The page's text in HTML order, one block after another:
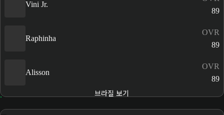
Vini Jr.
89
Raphinha
OVR
89
Alisson
OVR
89
브라질 보기